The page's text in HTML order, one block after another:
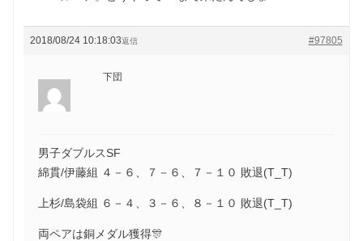
2018/08/24 10:18:03 #97805
返信
下団
男子ダブルスSF
綿貫/伊藤組 ４－６、７－６、７－１０ 敗退(T_T)
上杉/島袋組 ６－４、３－６、８－１０ 敗退(T_T)
両ペアは銅メダル獲得🎊